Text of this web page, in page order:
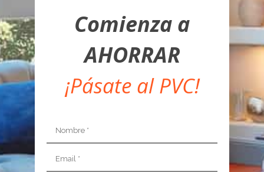
Comienza a
AHORRAR
¡Pásate al PVC!